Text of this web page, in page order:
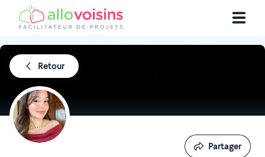
Retour
Partager
Partager